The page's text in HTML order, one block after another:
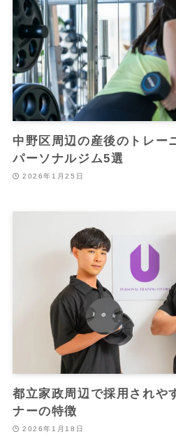
中野区周辺の産後のトレー
パーソナルジム5選
2026年1月25日
都立家政周辺で採用されや
ナーの特徴
2026年1月18日